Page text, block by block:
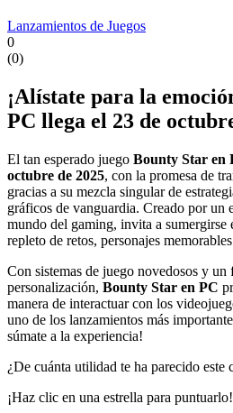
Lanzamientos de Juegos
0
(0)
¡Alístate para la
PC llega el 23 de
El tan esperado juego Bounty Star en
octubre de 2025, con la promesa de
gracias a su mezcla singular de
gráficos de vanguardia. Creado por un
mundo del gaming, invita a
repleto de retos, personajes
Con sistemas de juego novedosos y un
personalización, Bounty Star en PC
manera de interactuar con los
uno de los lanzamientos más
súmate a la experiencia!
¿De cuánta utilidad te ha parecido este
¡Haz clic en una estrella para puntuarlo!